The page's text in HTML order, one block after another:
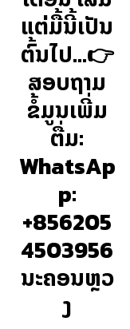
ແຕ່ມື້ນີ້ເປັນ
ຕົ້ນໄປ…👉
ສອບຖາມ
ຂໍ້ມູນເພີ່ມ
ຕື່ມ:
WhatsAp
p:
+856205
4503956
ນະຄອນຫຼວ
ງ